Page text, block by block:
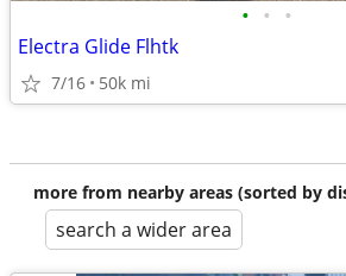
• • •
Electra Glide Flhtk
7/16 50k mi
more from nearby areas (sorted by
search a wider area